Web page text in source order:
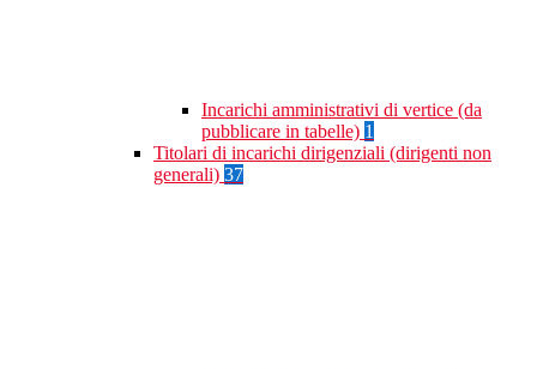
Incarichi amministrativi di vertice (da
pubblicare in tabelle) 1
Titolari di incarichi dirigenziali (dirigenti non
generali) 37